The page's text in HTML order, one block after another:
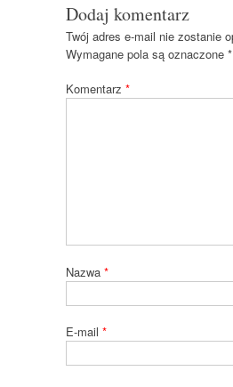
Dodaj komentarz
Twój adres e-mail nie zostanie
Wymagane pola są oznaczone *
Komentarz *
Nazwa *
E-mail *